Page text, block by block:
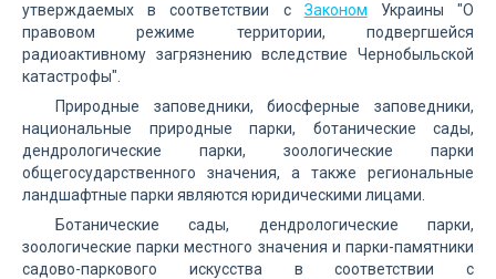
утверждаемых в соответствии с Законом Украины "О
правовом режиме территории, подвергшейся
радиоактивному загрязнению вследствие Чернобыльской
катастрофы".
Природные заповедники, биосферные заповедники,
национальные природные парки, ботанические сады,
дендрологические парки, зоологические парки
общегосударственного значения, а также региональные
ландшафтные парки являются юридическими лицами.
Ботанические сады, дендрологические парки,
зоологические парки местного значения и парки-памятники
садово-паркового искусства в соответствии с